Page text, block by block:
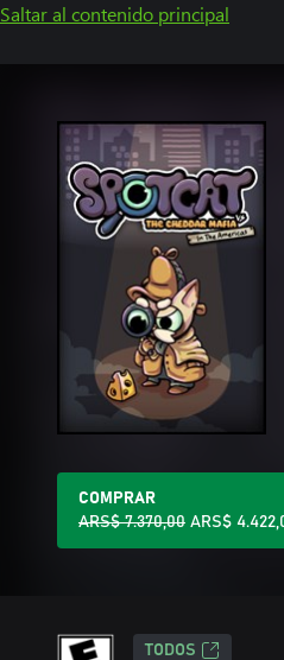
Saltar al contenido principal
COMPRAR
ARS$ 7.370,00 ARS$
TODOS